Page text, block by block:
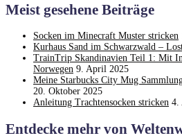
Meist gesehene Beiträge
Socken im Minecraft Muster stricken
Kurhaus Sand im Schwarzwald –
TrainTrip Skandinavien Teil 1: Mit
Norwegen 9. April 2025
Meine Starbucks City Mug
20. Oktober 2025
Anleitung Trachtensocken stricken 4.
Entdecke mehr von